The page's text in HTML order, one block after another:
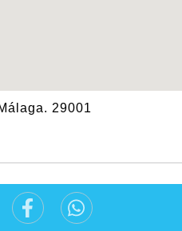
29001